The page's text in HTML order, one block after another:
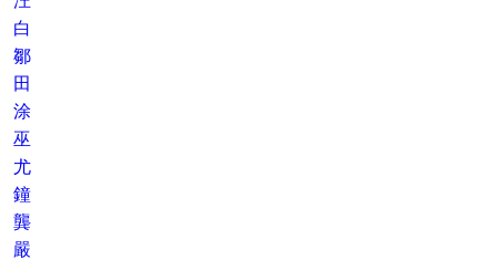
白
鄒
田
涂
巫
尤
鐘
龔
嚴